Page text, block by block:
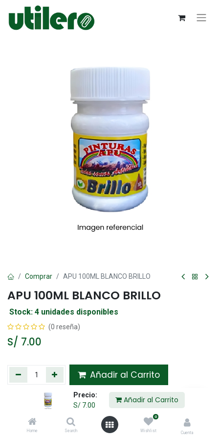
Precio:
S/ 7.00
Añadir al Carrito
Home Search
0
Wishlist Cuenta
Comprar APU 100ML BLANCO BRILLO
APU 100ML BLANCO BRILLO
Stock: 4 unidades disponibles
(0 reseña)
S/ 7.00
Añadir al Carrito
Agregar a la lista de deseos
Compartir :